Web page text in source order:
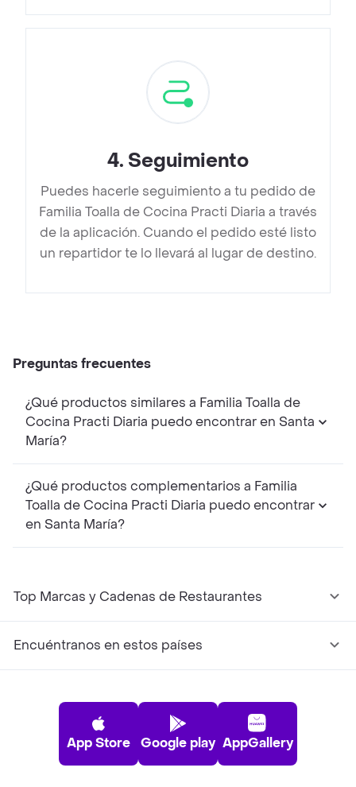
4. Seguimiento
Puedes hacerle seguimiento a tu pedido de
Familia Toalla de Cocina Practi Diaria a través
de la aplicación. Cuando el pedido esté listo
un repartidor te lo llevará al lugar de destino.
Preguntas frecuentes
¿Qué productos similares a Familia Toalla de
Cocina Practi Diaria puedo encontrar en Santa
María?
¿Qué productos complementarios a Familia
Toalla de Cocina Practi Diaria puedo encontrar
en Santa María?
Top Marcas y Cadenas de Restaurantes
Encuéntranos en estos países
App Store Google play AppGallery